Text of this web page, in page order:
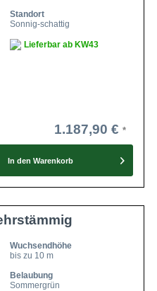
Standort
Sonnig-schattig
Lieferbar ab KW43
1.187,90 €
In den Warenkorb
Wuchsendhöhe
bis zu 10 m
Belaubung
Sommergrün